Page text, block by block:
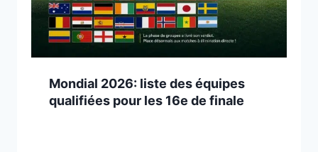
Mondial 2026: liste des équipes
qualifiées pour les 16e de finale